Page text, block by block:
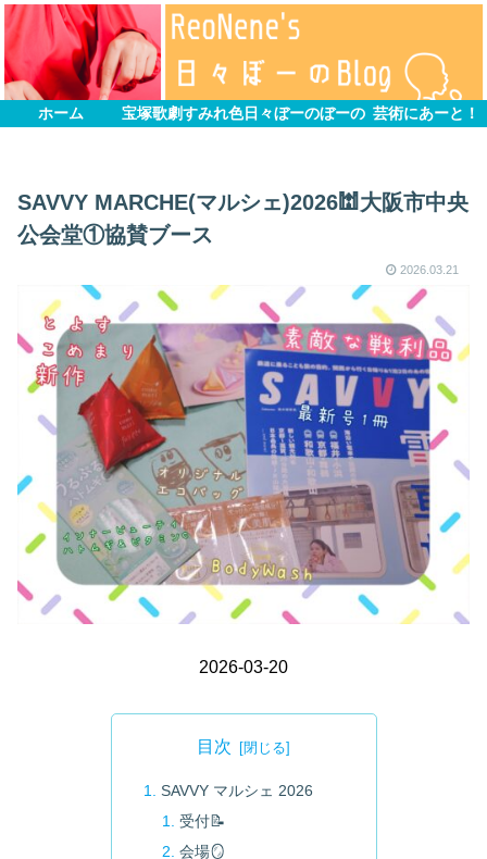
ホーム 宝塚歌劇すみれ色日々ぼーのぼーの 芸術にあーと！
SAVVY MARCHE(マルシェ)2026🕍大阪市中央
公会堂①協賛ブース
2026.03.21
2026-03-20
目次
SAVVY マルシェ 2026
受付📝
会場🪞